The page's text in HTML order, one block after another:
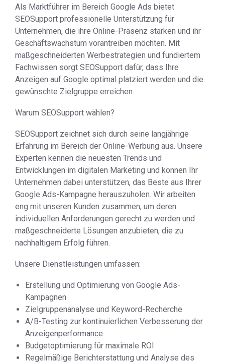
Als Marktführer im Bereich Google Ads bietet
SEOSupport professionelle Unterstützung für
Unternehmen, die ihre Online-Präsenz stärken und ihr
Geschäftswachstum vorantreiben möchten. Mit
maßgeschneiderten Werbestrategien und fundiertem
Fachwissen sorgt SEOSupport dafür, dass Ihre
Anzeigen auf Google optimal platziert werden und die
gewünschte Zielgruppe erreichen.
Warum SEOSupport wählen?
SEOSupport zeichnet sich durch seine langjährige
Erfahrung im Bereich der Online-Werbung aus. Unsere
Experten kennen die neuesten Trends und
Entwicklungen im digitalen Marketing und können Ihr
Unternehmen dabei unterstützen, das Beste aus Ihrer
Google Ads-Kampagne herauszuholen. Wir arbeiten
eng mit unseren Kunden zusammen, um deren
individuellen Anforderungen gerecht zu werden und
maßgeschneiderte Lösungen anzubieten, die zu
nachhaltigem Erfolg führen.
Unsere Dienstleistungen umfassen:
Erstellung und Optimierung von Google Ads-
Kampagnen
Zielgruppenanalyse und Keyword-Recherche
A/B-Testing zur kontinuierlichen Verbesserung der
Anzeigenperformance
Budgetoptimierung für maximale ROI
Regelmäßige Berichterstattung und Analyse des